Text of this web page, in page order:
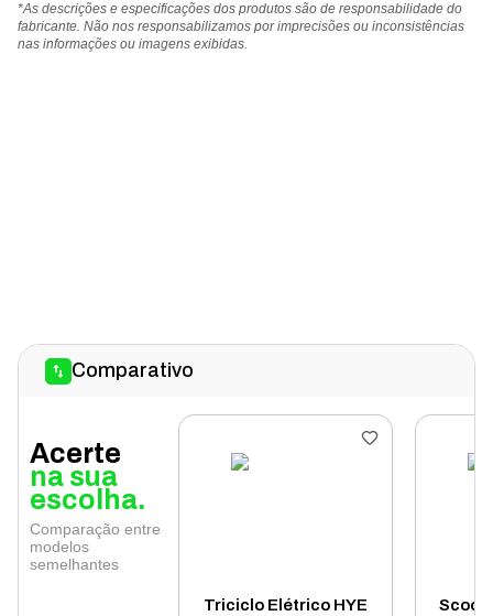
*As descrições e especificações dos produtos são de responsabilidade do
fabricante. Não nos responsabilizamos por imprecisões ou inconsistências
nas informações ou imagens exibidas.
Comparativo
Acerte
na sua
escolha.
Comparação entre
modelos
semelhantes
Triciclo Elétrico HYE